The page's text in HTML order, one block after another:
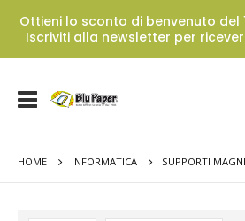
Ottieni lo sconto di benvenuto del
Iscriviti alla newsletter per
Toggle
HOME INFORMATICA SUPPORTI